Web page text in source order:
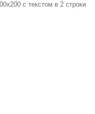
с текстом в 2 строки